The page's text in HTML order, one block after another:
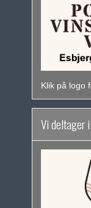
Klik på logo
Vi deltager